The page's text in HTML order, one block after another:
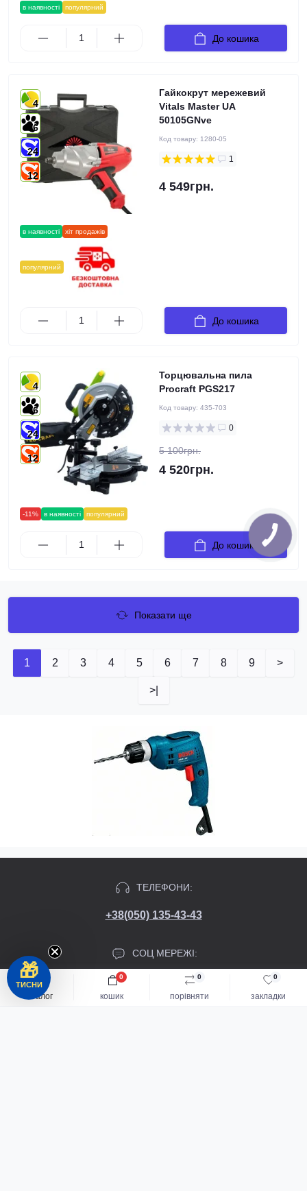
каталог порівняти
0
закладки
0
кошик
0
в наявності популярний
До кошика
в наявності хіт продажів
популярний
4
6
24
12
Гайкокрут мережевий
Vitals Master UA
50105GNve
Код товару: 1280-05
1
4 549грн.
До кошика
-11% в наявності популярний
4
6
24
12
Торцювальна пила
Procraft PGS217
Код товару: 435-703
0
5 100грн.
4 520грн.
До кошика
Показати ще
1 2 3 4 5 6 7 8 9 >
>|
ТЕЛЕФОНИ:
+38(050) 135-43-43
СОЦ МЕРЕЖІ:
🎁
ТИСНИ